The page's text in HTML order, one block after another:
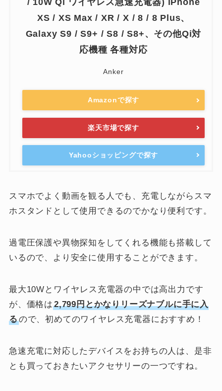
/ 10W Qi ワイヤレス急速充電器) iPhone
XS / XS Max / XR / X / 8 / 8 Plus、
Galaxy S9 / S9+ / S8 / S8+、その他Qi対
応機種 各種対応
Anker
Amazonで探す
楽天市場で探す
Yahooショッピングで探す
スマホでよく動画を観る人でも、充電しながらスマ
ホスタンドとして使用できるのでかなり便利です。
過電圧保護や異物探知をしてくれる機能も搭載して
いるので、より安全に使用することができます。
最大10Wとワイヤレス充電器の中では高出力です
が、価格は 2,799円とかなりリーズナブルに手に入
るので、初めてのワイヤレス充電器におすすめ！
急速充電に対応したデバイスをお持ちの人は、是非
とも買っておきたいアクセサリーの一つですね。